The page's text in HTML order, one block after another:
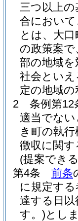
三つ以上
合におい
とは、大
の政策案
部の地域
社会とい
定の地域
2
条例第
適当でな
き町の執
徴収に関
(提案でき
第4条
前条
に規定す
達する日
す。)とし